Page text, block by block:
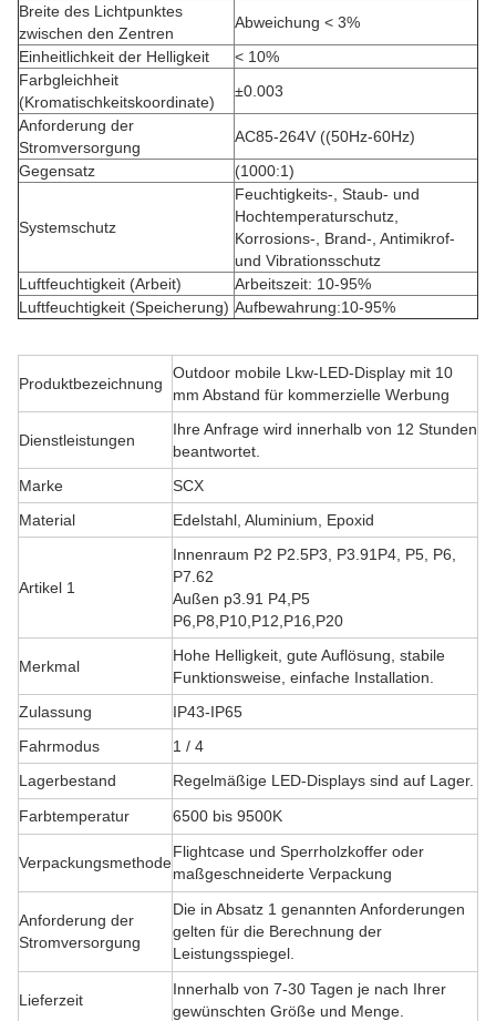
Breite des Lichtpunktes
zwischen den Zentren
Abweichung < 3%
Einheitlichkeit der Helligkeit
< 10%
Farbgleichheit
(Kromatischkeitskoordinate)
±0.003
Anforderung der
Stromversorgung
AC85-264V ((50Hz-60Hz)
Gegensatz
(1000:1)
Systemschutz
Feuchtigkeits-, Staub- und
Hochtemperaturschutz,
Korrosions-, Brand-, Antimikrof-
und Vibrationsschutz
Luftfeuchtigkeit (Arbeit)
Arbeitszeit: 10-95%
Luftfeuchtigkeit (Speicherung) Aufbewahrung:10-95%
Produktbezeichnung
Outdoor mobile Lkw-LED-Display mit 10
mm Abstand für kommerzielle Werbung
Dienstleistungen
Ihre Anfrage wird innerhalb von 12 Stunden
beantwortet.
Marke
SCX
Material
Edelstahl, Aluminium, Epoxid
Artikel 1
Innenraum P2 P2.5P3, P3.91P4, P5, P6,
P7.62
Außen p3.91 P4,P5
P6,P8,P10,P12,P16,P20
Merkmal
Hohe Helligkeit, gute Auflösung, stabile
Funktionsweise, einfache Installation.
Zulassung
IP43-IP65
Fahrmodus
1 / 4
Lagerbestand
Regelmäßige LED-Displays sind auf Lager.
Farbtemperatur
6500 bis 9500K
Verpackungsmethode
Flightcase und Sperrholzkoffer oder
maßgeschneiderte Verpackung
Anforderung der
Stromversorgung
Die in Absatz 1 genannten Anforderungen
gelten für die Berechnung der
Leistungsspiegel.
Lieferzeit
Innerhalb von 7-30 Tagen je nach Ihrer
gewünschten Größe und Menge.